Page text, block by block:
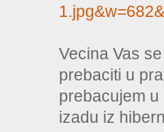
Vecina Vas
prebaciti u
prebacujem
izadu iz